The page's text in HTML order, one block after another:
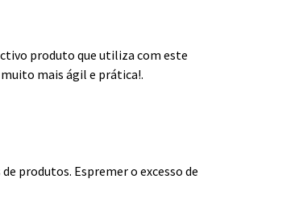
produto que utiliza com este
mais ágil e prática!.
produtos. Espremer o excesso de